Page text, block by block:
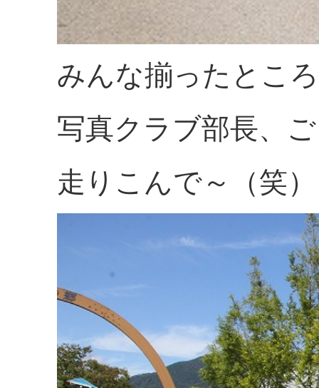
みんな揃ったとこ
写真クラブ部長、
走りこんで～（笑